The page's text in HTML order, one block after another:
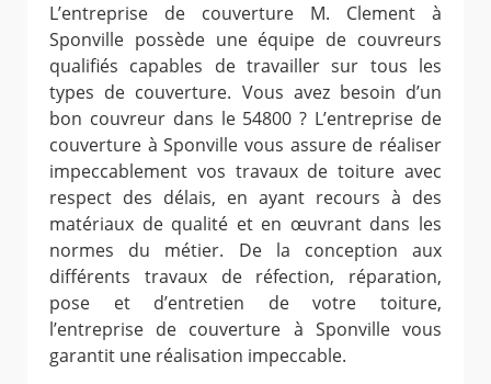
L’entreprise de couverture M. Clement à
Sponville possède une équipe de couvreurs
qualifiés capables de travailler sur tous les
types de couverture. Vous avez besoin d’un
bon couvreur dans le 54800 ? L’entreprise de
couverture à Sponville vous assure de réaliser
impeccablement vos travaux de toiture avec
respect des délais, en ayant recours à des
matériaux de qualité et en œuvrant dans les
normes du métier. De la conception aux
différents travaux de réfection, réparation,
pose et d’entretien de votre toiture,
l’entreprise de couverture à Sponville vous
garantit une réalisation impeccable.